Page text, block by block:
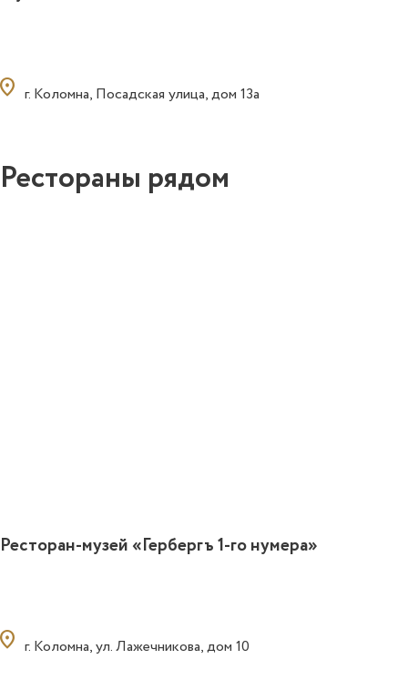
г. Коломна, Посадская улица, дом 13а
Рестораны рядом
Ресторан-музей «Гербергъ 1-го нумера»
г. Коломна, ул. Лажечникова, дом 10